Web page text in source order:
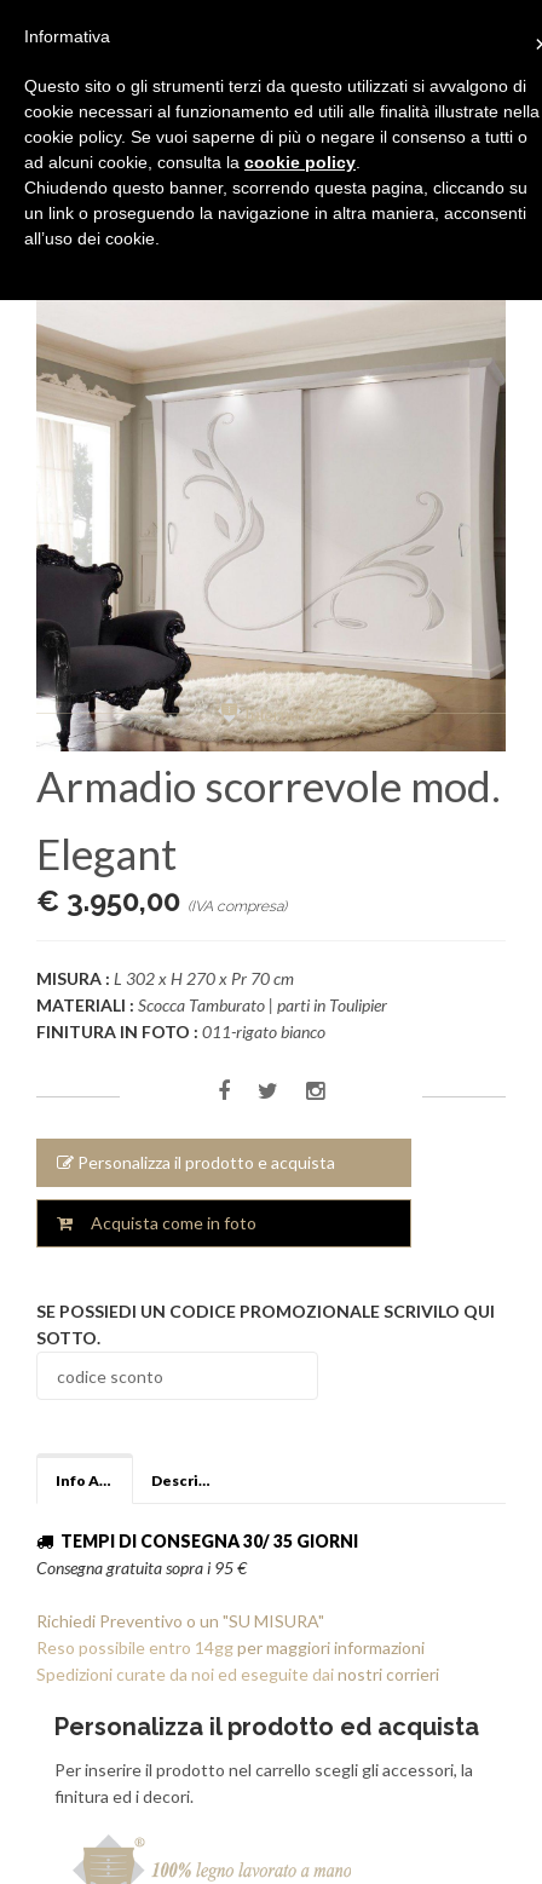
Il mio Account
Toggle
Home
Armadi | 2 e 3 ante scorrevoli
Armadio scorrevole mod.
Elegant
€ 3.950,00 (IVA compresa)
MISURA : L 302 x H 270 x Pr 70 cm
MATERIALI : Scocca Tamburato | parti in Toulipier
FINITURA IN FOTO : 011-rigato bianco
Personalizza il prodotto e acquista
Acquista come in foto
SE POSSIEDI UN CODICE PROMOZIONALE SCRIVILO QUI
SOTTO.
Info Aggiuntive Descrizione
TEMPI DI CONSEGNA 30/ 35 GIORNI
Consegna gratuita sopra i 95 €
Richiedi Preventivo o un "SU MISURA"
Reso possibile entro 14ggper maggiori informazioni
Spedizioni curate da noi ed eseguite dainostri corrieri
Personalizza il prodotto ed acquista
Per inserire il prodotto nel carrello scegli gli accessori, la
finitura ed i decori.
Informativa
Questo sito o gli strumenti terzi da questo utilizzati si avvalgono di
cookie necessari al funzionamento ed utili alle finalità illustrate nella
cookie policy. Se vuoi saperne di più o negare il consenso a tutti o
ad alcuni cookie, consulta la cookie policy
Chiudendo questo banner, scorrendo questa pagina, cliccando su
un link o proseguendo la navigazione in altra maniera, acconsenti
all’uso dei cookie.